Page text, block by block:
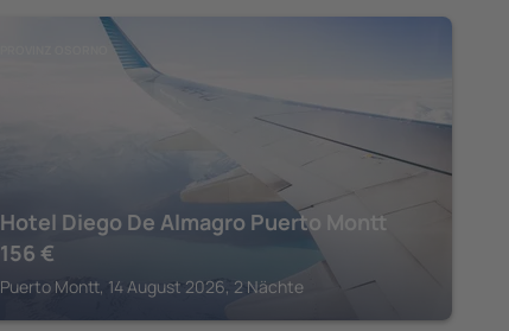
Hotel Diego De Almagro Puerto Montt
156 €
Puerto Montt, 14 August 2026, 2 Nächte